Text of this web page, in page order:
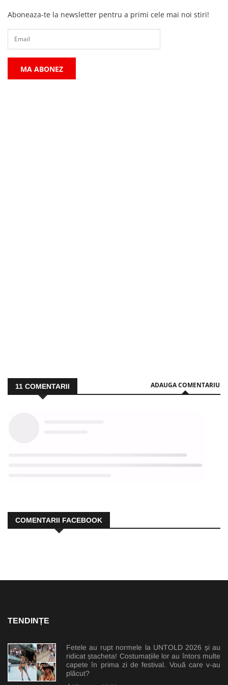
Aboneaza-te la newsletter pentru a primi cele mai noi stiri!
MA ABONEZ
11 COMENTARII ADAUGA COMENTARIU
COMENTARII FACEBOOK
TENDINȚE
Fetele au rupt normele la UNTOLD 2026 și au
ridicat ștacheta! Costumațiile lor au întors multe
capete în prima zi de festival. Vouă care v-au
plăcut?